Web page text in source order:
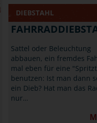
DIEBSTAHL
Sattel oder Beleuchtung
abbauen, ein fremdes
mal eben für eine
benutzen: Ist man dann
ein Dieb? Hat man das
nur…